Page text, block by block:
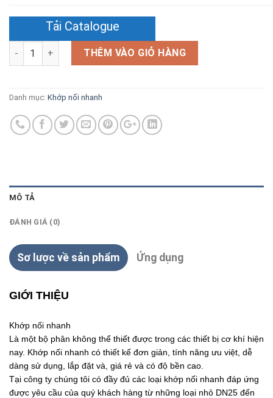
Tải Catalogue
Số lượng THÊM VÀO GIỎ HÀNG
Danh mục: Khớp nối nhanh
MÔ TẢ
ĐÁNH GIÁ (0)
Sơ lược về sản phẩm Ứng dụng
GIỚI THIỆU
Khớp nối nhanh
Là một bộ phân không thể thiết được trong các thiết bị cơ khí hiện
nay. Khớp nối nhanh có thiết kế đơn giản, tính năng ưu việt, dễ
dàng sử dụng, lắp đặt và, giá rẻ và có độ bền cao.
Tại công ty chúng tôi có đầy đủ các loại khớp nối nhanh đáp ứng
được yêu cầu của quý khách hàng từ những loại nhỏ DN25 đến